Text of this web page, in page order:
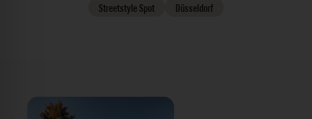
StreetstyleSpot Düsseldorf